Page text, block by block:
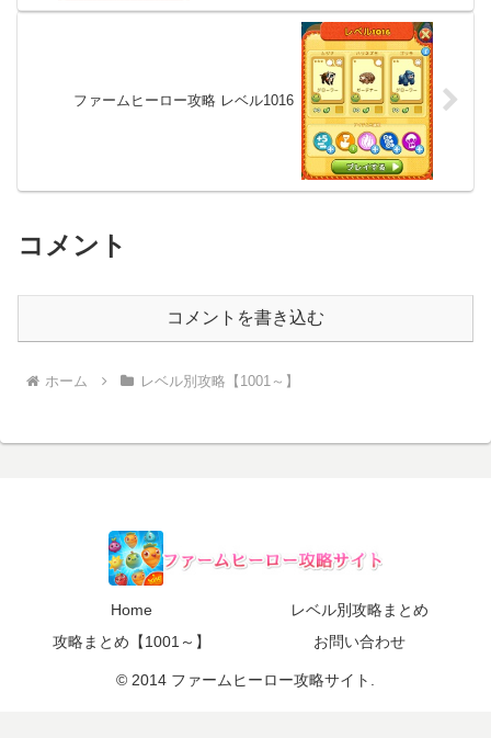
ファームヒーロー攻略 レベル1016
コメント
コメントを書き込む
ホーム レベル別攻略【1001～】
Home
レベル別攻略まとめ
攻略まとめ【1001～】
お問い合わせ
© 2014 ファームヒーロー攻略サイト.